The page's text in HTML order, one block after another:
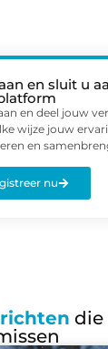
en sluit u
en deel jouw
wijze jouw
en
nu
die